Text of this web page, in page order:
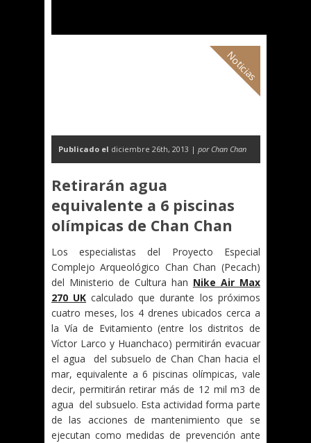
Noticias
Publicado el diciembre 26th, 2013 | por Chan Chan
Retirarán agua
equivalente a 6 piscinas
olímpicas de Chan Chan
Los especialistas del Proyecto Especial
Complejo Arqueológico Chan Chan (Pecach)
del Ministerio de Cultura han Nike Air Max
270 UK calculado que durante los próximos
cuatro meses, los 4 drenes ubicados cerca a
la Vía de Evitamiento (entre los distritos de
Víctor Larco y Huanchaco) permitirán evacuar
el agua del subsuelo de Chan Chan hacia el
mar, equivalente a 6 piscinas olímpicas, vale
decir, permitirán retirar más de 12 mil m3 de
agua del subsuelo. Esta actividad forma parte
de las acciones de mantenimiento que se
ejecutan como medidas de prevención ante